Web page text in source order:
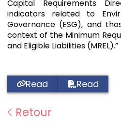
Capital Requirements
indicators related to
Governance (ESG), and
context of the Minimum
and Eligible Liabilities (MREL).”
Read Read
Retour